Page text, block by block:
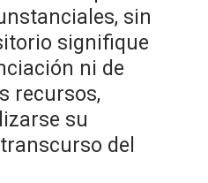
sin
signifique
ni de
recursos,
su
del